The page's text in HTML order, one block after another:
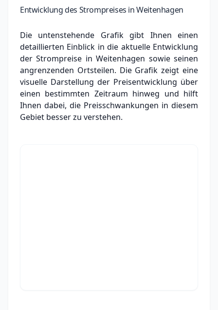
Entwicklung des Strompreises in Weitenhagen
Die untenstehende Grafik gibt Ihnen einen
detaillierten Einblick in die aktuelle Entwicklung
der Strompreise in Weitenhagen sowie seinen
angrenzenden Ortsteilen. Die Grafik zeigt eine
visuelle Darstellung der Preisentwicklung über
einen bestimmten Zeitraum hinweg und hilft
Ihnen dabei, die Preisschwankungen in diesem
Gebiet besser zu verstehen.